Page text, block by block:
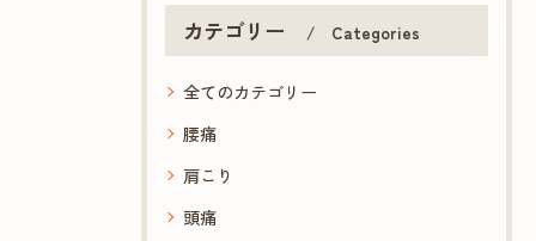
カテゴリー Categories
全てのカテゴリー
腰痛
肩こり
頭痛